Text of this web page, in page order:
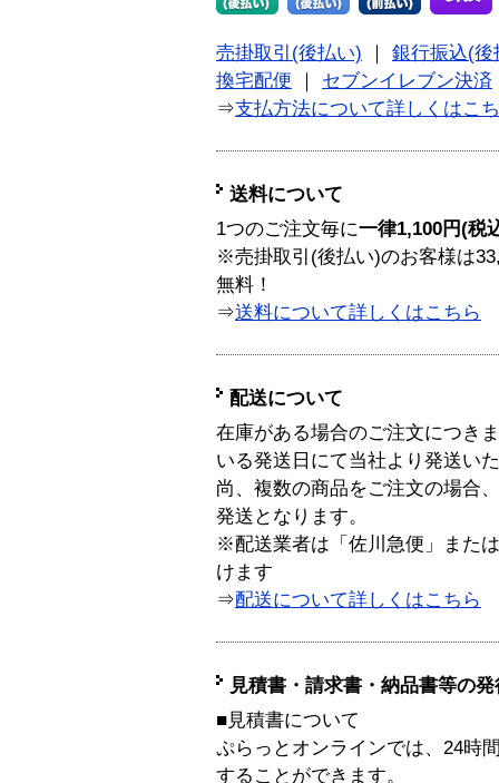
売掛取引(後払い) ｜ 銀行振込(後
換宅配便 ｜ セブンイレブン決済
⇒支払方法について詳しくはこ
送料について
1つのご注文毎に一律1,100円(税
※売掛取引(後払い)のお客様は
無料！
⇒送料について詳しくはこちら
配送について
在庫がある場合のご注文につき
いる発送日にて当社より発送い
尚、複数の商品をご注文の場合
発送となります。
※配送業者は「佐川急便」また
けます
⇒配送について詳しくはこちら
見積書・請求書・納品書等の
■見積書について
ぷらっとオンラインでは、24時
することができます。